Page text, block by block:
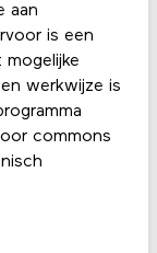
aan
is een
werkwijze is
commons